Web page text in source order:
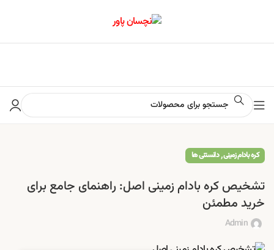
کره بادام زمینی,دانستنی ها
تشخیص کره بادام زمینی اصل: راهنمای جامع برای
خرید مطمئن
Admin